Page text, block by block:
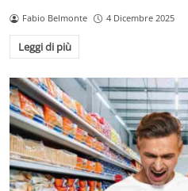
Fabio Belmonte 4 Dicembre 2025
Leggi di più